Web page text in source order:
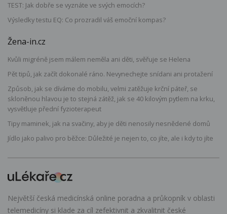
TEST: Jak dobře se vyznáte ve svých emocích?
Výsledky testu EQ: Co prozradil váš emoční kompas?
Žena-in.cz
Kvůli migréně jsem málem neměla ani děti, svěřuje se Helena
Pět tipů, jak začít dokonalé ráno. Nevynechejte snídani ani protažení
Způsob, jak se díváme do mobilu, velmi zatěžuje krční páteř, se
skloněnou hlavou je to stejná zátěž, jak se 40 kilovým pytlem na krku,
vysvětluje přední fyzioterapeut
Tipy maminek, jak na svačiny, aby je děti nenosily nesnědené domů
Jídlo jako palivo pro běžce: Důležité je nejen to, co jíte, ale i kdy to jíte
Největší česká medicínská online poradna a průkopník v oblasti
telemedicíny si klade za cíl zefektivnit a zkvalitnit české